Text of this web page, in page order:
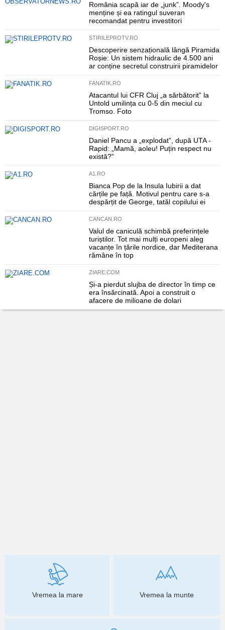
România scapă iar de „junk”. Moody's
menține și ea ratingul suveran
recomandat pentru investitori
STIRILEPROTV.RO
Descoperire senzațională lângă Piramida
Roșie: Un sistem hidraulic de 4.500 ani
ar conține secretul construirii piramidelor
FANATIK.RO
Atacantul lui CFR Cluj „a sărbătorit” la
Untold umilința cu 0-5 din meciul cu
Tromso. Foto
DIGISPORT.RO
Daniel Pancu a „explodat”, după UTA -
Rapid: „Mamă, aoleu! Puțin respect nu
există?”
A1.RO
Bianca Pop de la Insula Iubirii a dat
cărțile pe față. Motivul pentru care s-a
despărțit de George, tatăl copilului ei
CANCAN.RO
Valul de caniculă schimbă preferințele
turiștilor. Tot mai mulți europeni aleg
vacanțe în țările nordice, dar Mediterana
rămâne în top
ZIARE.COM
Și-a pierdut slujba de director în timp ce
era însărcinată. Apoi a construit o
afacere de milioane de dolari
Vremea la mare Vremea la munte